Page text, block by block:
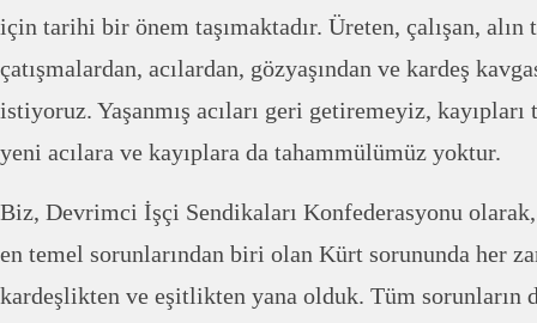
için tarihi bir önem taşımaktadır. Üreten, çalışan,
çatışmalardan, acılardan, gözyaşından ve kardeş
istiyoruz. Yaşanmış acıları geri getiremeyiz,
yeni acılara ve kayıplara da tahammülümüz yoktur.
Biz, Devrimci İşçi Sendikaları Konfederasyonu
en temel sorunlarından biri olan Kürt sorununda her
kardeşlikten ve eşitlikten yana olduk. Tüm sorunların